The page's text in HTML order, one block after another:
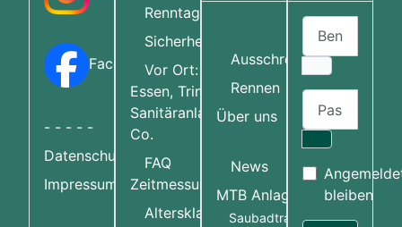
Facebook
- - - - -
Datenschutzerklärung
Impressum
Renntag
Sicherheit
Vor Ort:
Essen, Trinken,
Sanitäranlagen &
Co.
FAQ
Zeitmessung
Altersklassen
Ausschreibungen
Rennen
Über uns
News
MTB Anlagen
Saubadtrail
Benutzername
Passwort
Passwort
bleiben